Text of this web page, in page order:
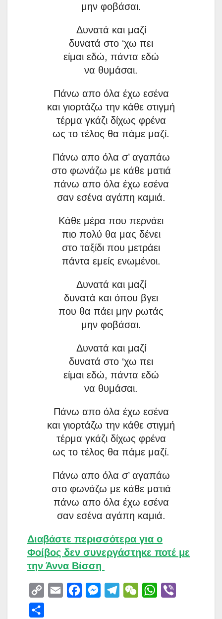
μην φοβάσαι.
Δυνατά και μαζί
δυνατά στο ‘χω πει
είμαι εδώ, πάντα εδώ
να θυμάσαι.
Πάνω απο όλα έχω εσένα
και γιορτάζω την κάθε στιγμή
τέρμα γκάζι δίχως φρένα
ως το τέλος θα πάμε μαζί.
Πάνω απο όλα σ’ αγαπάω
στο φωνάζω με κάθε ματιά
πάνω απο όλα έχω εσένα
σαν εσένα αγάπη καμιά.
Κάθε μέρα που περνάει
πιο πολύ θα μας δένει
στο ταξίδι που μετράει
πάντα εμείς ενωμένοι.
Δυνατά και μαζί
δυνατά και όπου βγει
που θα πάει μην ρωτάς
μην φοβάσαι.
Δυνατά και μαζί
δυνατά στο ‘χω πει
είμαι εδώ, πάντα εδώ
να θυμάσαι.
Πάνω απο όλα έχω εσένα
και γιορτάζω την κάθε στιγμή
τέρμα γκάζι δίχως φρένα
ως το τέλος θα πάμε μαζί.
Πάνω απο όλα σ’ αγαπάω
στο φωνάζω με κάθε ματιά
πάνω απο όλα έχω εσένα
σαν εσένα αγάπη καμιά.
Διαβάστε περισσότερα για ο
Φοίβος δεν συνεργάστηκε ποτέ με
την Άννα Βίσση
M
W
W